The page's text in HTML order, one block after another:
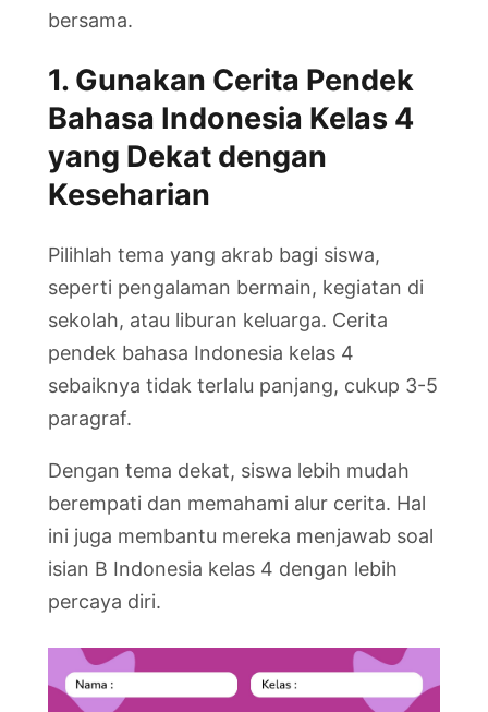
bersama.
1. Gunakan Cerita Pendek
Bahasa Indonesia Kelas 4
yang Dekat dengan
Keseharian
Pilihlah tema yang akrab bagi siswa,
seperti pengalaman bermain, kegiatan di
sekolah, atau liburan keluarga. Cerita
pendek bahasa Indonesia kelas 4
sebaiknya tidak terlalu panjang, cukup 3-5
paragraf.
Dengan tema dekat, siswa lebih mudah
berempati dan memahami alur cerita. Hal
ini juga membantu mereka menjawab soal
isian B Indonesia kelas 4 dengan lebih
percaya diri.